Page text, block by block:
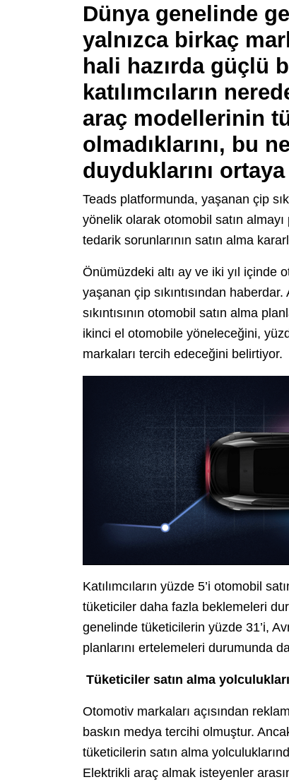
Dünya genelinde
yalnızca birkaç
hali hazırda güçlü
katılımcıların
araç modellerinin
olmadıklarını, bu
duyduklarını
Teads platformunda, yaşanan çip
yönelik olarak otomobil satın
tedarik sorunlarının satın alma
Önümüzdeki altı ay ve iki yıl içinde
yaşanan çip sıkıntısından
sıkıntısının otomobil satın alma
ikinci el otomobile yöneleceğini,
markaları tercih edeceğini belirtiyor.
Katılımcıların yüzde 5’i otomobil
tüketiciler daha fazla beklemeleri
genelinde tüketicilerin yüzde 31’i,
planlarını ertelemeleri durumunda
Tüketiciler satın alma
Otomotiv markaları açısından
baskın medya tercihi olmuştur.
tüketicilerin satın alma
Elektrikli araç almak isteyenler